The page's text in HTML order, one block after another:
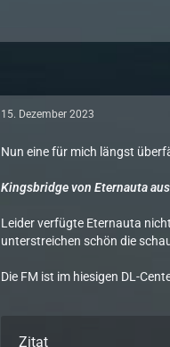
15. Dezember 2023
Nun eine für mich längst
Kingsbridge von Eternauta
Leider verfügte Eternauta
unterstreichen schön die
Die FM ist im hiesigen DL-
Zitat